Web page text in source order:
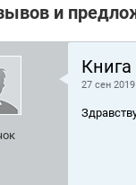
и
27 сен 2019